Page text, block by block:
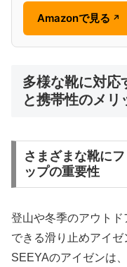
Amazonで見る ↗
多様な靴に対応
と携帯性のメリ
さまざまな靴に
ップの重要性
登山や冬季のアウト
できる滑り止めアイゼ
SEEYAのアイゼンは